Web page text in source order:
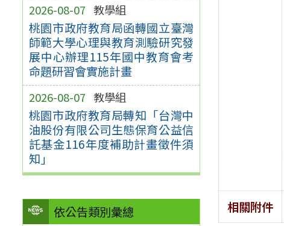
2026-08-07 教學組
桃園市政府教育局函轉國立臺灣
師範大學心理與教育測驗研究發
展中心辦理115年國中教育會考
命題研習會實施計畫
2026-08-07 教學組
桃園市政府教育局轉知「台灣中
油股份有限公司生態保育公益信
託基金116年度補助計畫徵件須
知」
依公告類別彙總 相關附件